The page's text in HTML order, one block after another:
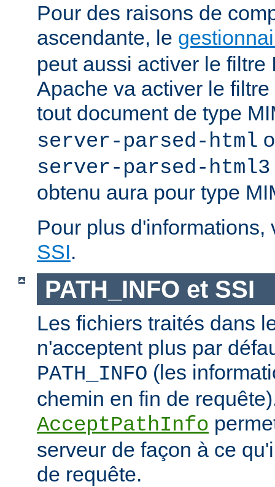
Pour des raisons de
ascendante, le
peut aussi activer le filtre
Apache va activer le
tout document de type
server-parsed-html
server-parsed-html3
obtenu aura pour type
Pour plus
SSI.
PATH_INFO et SSI
Les fichiers traités dans
n'acceptent plus par
PATH_INFO (les
chemin en fin de
AcceptPathInfo
serveur de façon à ce
de requête.